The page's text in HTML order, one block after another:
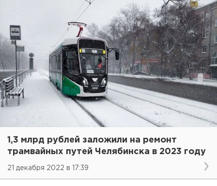
1,3 млрд рублей заложили на ремонт
трамвайных путей Челябинска в 2023 году
21 декабря 2022 в 17:39